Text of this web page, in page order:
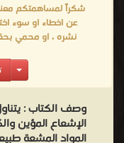
شكراً لمساهمتكم معنا
عن اخطاء او سوء
نشره ، او محمي
وصف الكتاب :
الإشعاع المؤين